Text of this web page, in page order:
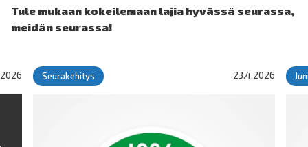
Tule mukaan kokeilemaan lajia hyvässä seurassa,
meidän seurassa!
Seurakehitys 23.4.2026